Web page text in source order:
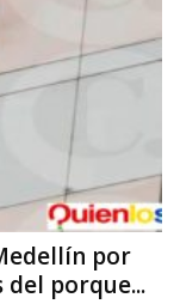
por
porque...